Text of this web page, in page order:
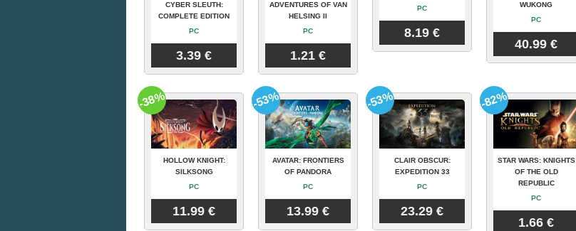
CYBER SLEUTH:
COMPLETE EDITION
PC
3.39 €
ADVENTURES OF VAN
HELSING II
PC
1.21 €
PC
8.19 €
WUKONG
PC
40.99 €
HOLLOW KNIGHT:
SILKSONG
PC
11.99 €
-38%
AVATAR: FRONTIERS
OF PANDORA
PC
13.99 €
-53%
CLAIR OBSCUR:
EXPEDITION 33
PC
23.29 €
-53%
STAR WARS: KNIGHTS
OF THE OLD
REPUBLIC
PC
1.66 €
-82%